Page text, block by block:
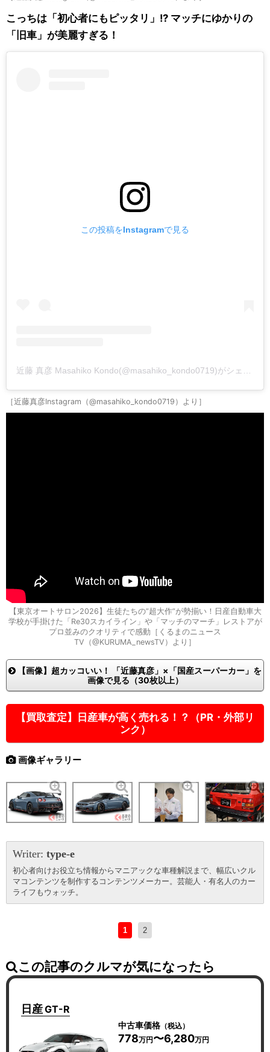
こっちは「初心者にもピッタリ」!? マッチにゆかりの
「旧車」が美麗すぎる！
この投稿をInstagramで見る
近藤 真彦 Masahiko Kondo(@masahiko_kondo0719)がシェアした投稿
［近藤真彦Instagram（@masahiko_kondo0719）より］
【東京オートサロン2026】生徒たちの”超大作”が勢揃い！日産自動車大
学校が手掛けた「Re30スカイライン」や「マッチのマーチ」レストアが
プロ並みのクオリティで感動［くるまのニュース
TV（@KURUMA_newsTV）より］
【画像】超カッコいい！ 「近藤真彦」×「国産スーパーカー」を
画像で見る（30枚以上）
【買取査定】日産車が高く売れる！？（PR・外部リ
ンク）
画像ギャラリー
Writer: type-e
初心者向けお役立ち情報からマニアックな車種解説まで、幅広いクル
マコンテンツを制作するコンテンツメーカー。芸能人・有名人のカー
ライフもウォッチ。
1 2
この記事のクルマが気になったら
日産GT-R
中古車価格（税込）
778万円〜6,280万円